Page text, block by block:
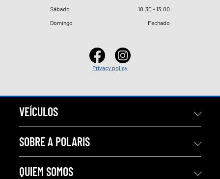
Sábado
10:30 - 13:00
Domingo
Fechado
Privacy policy
VEÍCULOS
SOBRE A POLARIS
QUIEM SOMOS